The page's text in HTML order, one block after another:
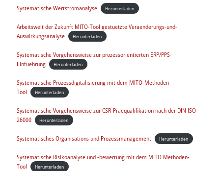
Systematische Wertstromanalyse Herunterladen
Arbeitswelt der Zukunft MITO-Tool gestuetzte Veraenderungs-und-
Auswirkungsanalyse
Herunterladen
Systematische Vorgehensweise zur prozessorientierten ERP/PPS-
Einfuehrung
Herunterladen
Systematische Prozessdigitalisierung mit dem MITO-Methoden-
Tool
Herunterladen
Systematische Vorgehensweise zur CSR-Praequalifikation nach der DIN ISO-
26000
Herunterladen
Systematisches Organisations und Prozessmanagement Herunterladen
Systematische Risikoanalyse und -bewertung mit dem MITO Methoden-
Tool
Herunterladen